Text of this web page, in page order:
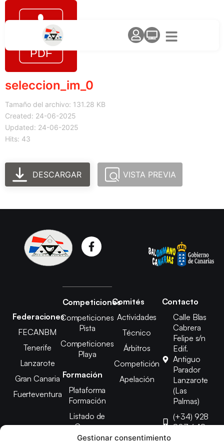
Gestionar consentimiento
seleccion_im_0
Tamaño del archivo: 131.28 KB
Created: 24-06-2025
Updated: 24-06-2025
Hits: 43
DESCARGAR VISTA PREVIA
Federaciones
FECANBM
Tenerife
Lanzarote
Gran Canaria
Fuerteventura
Competiciones
Competiciones
Pista
Competiciones
Playa
Formación
Plataforma
Formación
Listado de
Cursos
Comités
Actividades
Técnico
Árbitros
Competición
Apelación
Contacto
Calle Blas
Cabrera
Felipe s/n
Edif.
Antiguo
Parador
Lanzarote
(Las
Palmas)
(+34) 928
807 648